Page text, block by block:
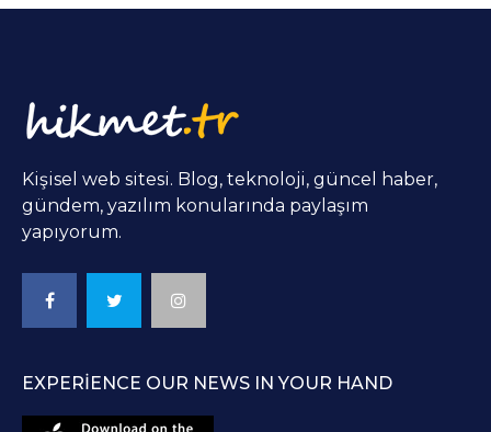
Kişisel web sitesi. Blog, teknoloji, güncel haber,
gündem, yazılım konularında paylaşım
yapıyorum.
EXPERIENCE OUR NEWS IN YOUR HAND